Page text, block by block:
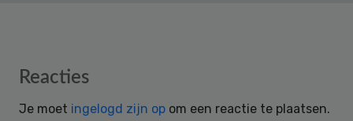
Reader
Reacties
Je moet ingelogd zijn op om een reactie te plaatsen.